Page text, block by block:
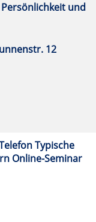
und
12
Typische
Online-Seminar